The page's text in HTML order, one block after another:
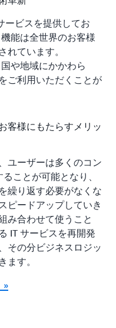
ービスを提供してお
能は全世界のお客様
れています。
や地域にかかわら
ご利用いただくことが
客様にもたらすメリッ
ユーザーは多くのコン
ことが可能となり、
繰り返す必要がなくな
ピードアップしていき
み合わせて使うこと
IT サービスを再開発
その分ビジネスロジッ
ます。
»